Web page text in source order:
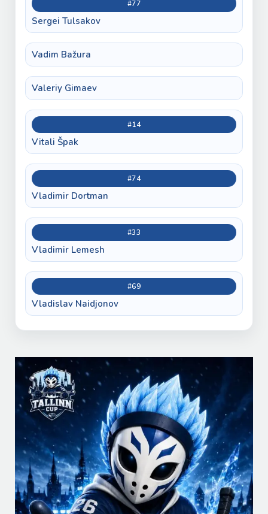
#77
Sergei Tulsakov
Vadim Bažura
Valeriy Gimaev
#14
Vitali Špak
#74
Vladimir Dortman
#33
Vladimir Lemesh
#69
Vladislav Naidjonov